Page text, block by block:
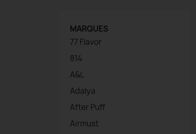
MARQUES
77 Flavor
814
A&L
Adalya
After Puff
Airmust